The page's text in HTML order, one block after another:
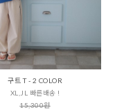
구트 T - 2 COLOR
XL,JL 빠른배송 !
15,300원